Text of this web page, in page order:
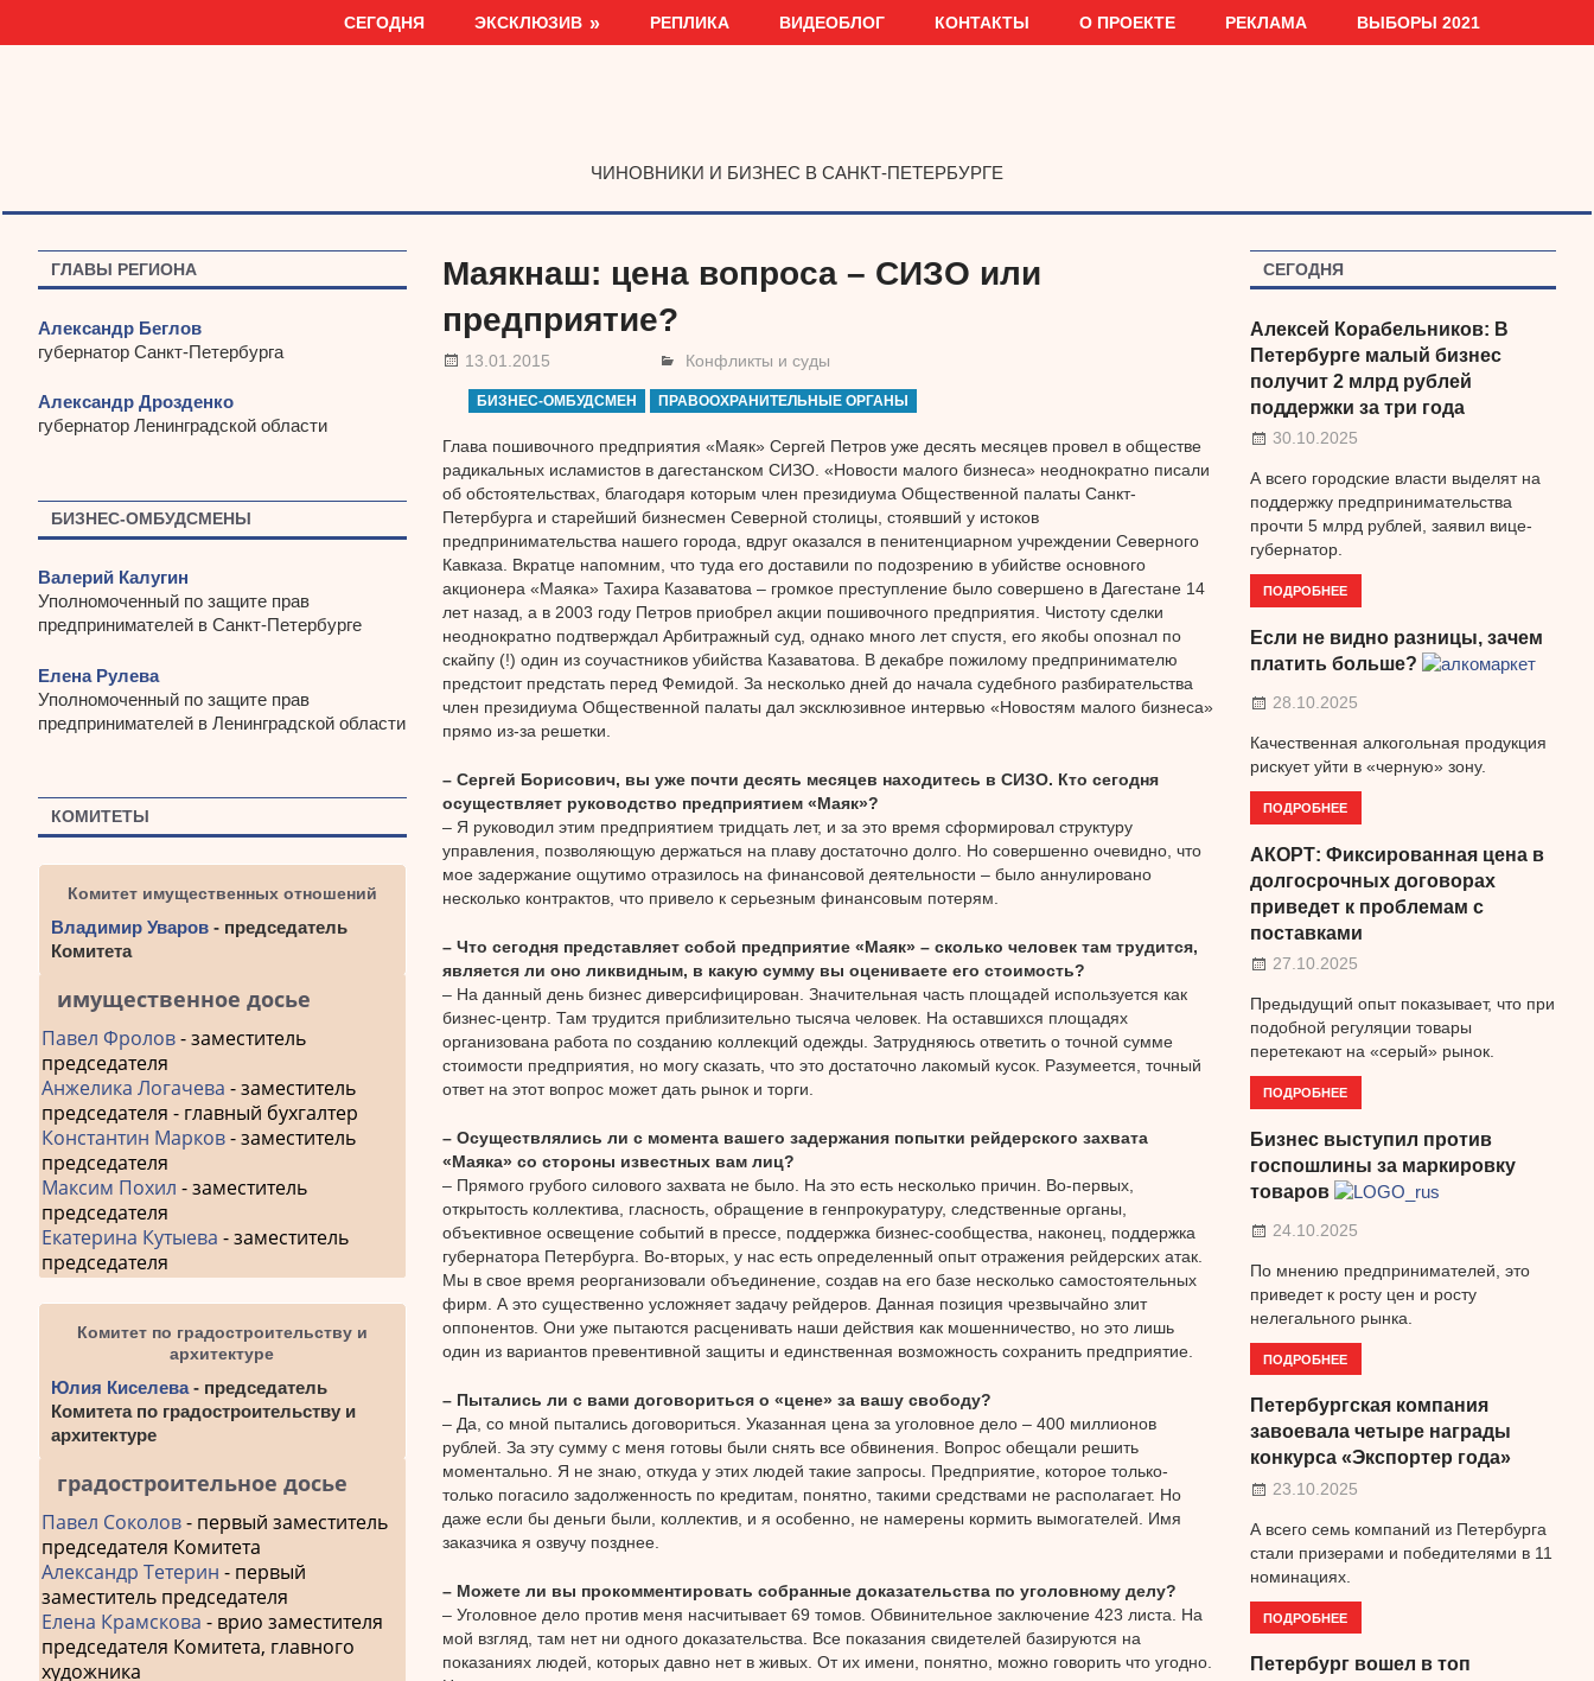
СЕГОДНЯ ЭКСКЛЮЗИВ РЕПЛИКА ВИДЕОБЛОГ КОНТАКТЫ О ПРОЕКТЕ РЕКЛАМА ВЫБОРЫ 2021
ЧИНОВНИКИ И БИЗНЕС В САНКТ-ПЕТЕРБУРГЕ
Маякнаш: цена вопроса – СИЗО или
предприятие?
13.01.2015 Конфликты и суды
БИЗНЕС-ОМБУДСМЕН ПРАВООХРАНИТЕЛЬНЫЕ ОРГАНЫ
Глава пошивочного предприятия «Маяк» Сергей Петров уже десять месяцев провел в обществе
радикальных исламистов в дагестанском СИЗО. «Новости малого бизнеса» неоднократно писали
об обстоятельствах, благодаря которым член президиума Общественной палаты Санкт-
Петербурга и старейший бизнесмен Северной столицы, стоявший у истоков
предпринимательства нашего города, вдруг оказался в пенитенциарном учреждении Северного
Кавказа. Вкратце напомним, что туда его доставили по подозрению в убийстве основного
акционера «Маяка» Тахира Казаватова – громкое преступление было совершено в Дагестане 14
лет назад, а в 2003 году Петров приобрел акции пошивочного предприятия. Чистоту сделки
неоднократно подтверждал Арбитражный суд, однако много лет спустя, его якобы опознал по
скайпу (!) один из соучастников убийства Казаватова. В декабре пожилому предпринимателю
предстоит предстать перед Фемидой. За несколько дней до начала судебного разбирательства
член президиума Общественной палаты дал эксклюзивное интервью «Новостям малого бизнеса»
прямо из-за решетки.
– Сергей Борисович, вы уже почти десять месяцев находитесь в СИЗО. Кто сегодня
осуществляет руководство предприятием «Маяк»?
– Я руководил этим предприятием тридцать лет, и за это время сформировал структуру
управления, позволяющую держаться на плаву достаточно долго. Но совершенно очевидно, что
мое задержание ощутимо отразилось на финансовой деятельности – было аннулировано
несколько контрактов, что привело к серьезным финансовым потерям.
– Что сегодня представляет собой предприятие «Маяк» – сколько человек там трудится,
является ли оно ликвидным, в какую сумму вы оцениваете его стоимость?
– На данный день бизнес диверсифицирован. Значительная часть площадей используется как
бизнес-центр. Там трудится приблизительно тысяча человек. На оставшихся площадях
организована работа по созданию коллекций одежды. Затрудняюсь ответить о точной сумме
стоимости предприятия, но могу сказать, что это достаточно лакомый кусок. Разумеется, точный
ответ на этот вопрос может дать рынок и торги.
– Осуществлялись ли с момента вашего задержания попытки рейдерского захвата
«Маяка» со стороны известных вам лиц?
– Прямого грубого силового захвата не было. На это есть несколько причин. Во-первых,
открытость коллектива, гласность, обращение в генпрокуратуру, следственные органы,
объективное освещение событий в прессе, поддержка бизнес-сообщества, наконец, поддержка
губернатора Петербурга. Во-вторых, у нас есть определенный опыт отражения рейдерских атак.
Мы в свое время реорганизовали объединение, создав на его базе несколько самостоятельных
фирм. А это существенно усложняет задачу рейдеров. Данная позиция чрезвычайно злит
оппонентов. Они уже пытаются расценивать наши действия как мошенничество, но это лишь
один из вариантов превентивной защиты и единственная возможность сохранить предприятие.
– Пытались ли с вами договориться о «цене» за вашу свободу?
– Да, со мной пытались договориться. Указанная цена за уголовное дело – 400 миллионов
рублей. За эту сумму с меня готовы были снять все обвинения. Вопрос обещали решить
моментально. Я не знаю, откуда у этих людей такие запросы. Предприятие, которое только-
только погасило задолженность по кредитам, понятно, такими средствами не располагает. Но
даже если бы деньги были, коллектив, и я особенно, не намерены кормить вымогателей. Имя
заказчика я озвучу позднее.
– Можете ли вы прокомментировать собранные доказательства по уголовному делу?
– Уголовное дело против меня насчитывает 69 томов. Обвинительное заключение 423 листа. На
мой взгляд, там нет ни одного доказательства. Все показания свидетелей базируются на
показаниях людей, которых давно нет в живых. От их имени, понятно, можно говорить что угодно.
ГЛАВЫ РЕГИОНА
Александр Беглов
губернатор Санкт-Петербурга
Александр Дрозденко
губернатор Ленинградской области
БИЗНЕС-ОМБУДСМЕНЫ
Валерий Калугин
Уполномоченный по защите прав
предпринимателей в Санкт-Петербурге
Елена Рулева
Уполномоченный по защите прав
предпринимателей в Ленинградской области
КОМИТЕТЫ
Комитет имущественных отношений
Владимир Уваров - председатель
Комитета
имущественное досье
Павел Фролов- заместитель
председателя
Анжелика Логачева - заместитель
председателя - главный бухгалтер
Константин Марков- заместитель
председателя
Максим Похил - заместитель
председателя
Екатерина Кутыева - заместитель
председателя
Комитет по градостроительству и
архитектуре
Юлия Киселева- председатель
Комитета по градостроительству и
архитектуре
градостроительное досье
Павел Соколов- первый заместитель
председателя Комитета
Александр Тетерин - первый
заместитель председателя
Елена Крамскова - врио заместителя
председателя Комитета, главного
художника
СЕГОДНЯ
Алексей Корабельников: В
Петербурге малый бизнес
получит 2 млрд рублей
поддержки за три года
30.10.2025
А всего городские власти выделят на
поддержку предпринимательства
прочти 5 млрд рублей, заявил вице-
губернатор.
ПОДРОБНЕЕ
Если не видно разницы, зачем
платить больше?
28.10.2025
Качественная алкогольная продукция
рискует уйти в «черную» зону.
ПОДРОБНЕЕ
АКОРТ: Фиксированная цена в
долгосрочных договорах
приведет к проблемам с
поставками
27.10.2025
Предыдущий опыт показывает, что при
подобной регуляции товары
перетекают на «серый» рынок.
ПОДРОБНЕЕ
Бизнес выступил против
госпошлины за маркировку
товаров
24.10.2025
По мнению предпринимателей, это
приведет к росту цен и росту
нелегального рынка.
ПОДРОБНЕЕ
Петербургская компания
завоевала четыре награды
конкурса «Экспортер года»
23.10.2025
А всего семь компаний из Петербурга
стали призерами и победителями в 11
номинациях.
ПОДРОБНЕЕ
Петербург вошел в топ